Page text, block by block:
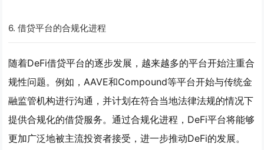
6. 借贷平台的合规化进程
随着DeFi借贷平台的逐步发展，越来越多的平台开始注重合
规性问题。例如，AAVE和Compound等平台开始与传统金
融监管机构进行沟通，并计划在符合当地法律法规的情况下
提供合规化的借贷服务。通过合规化进程，DeFi平台将能够
更加广泛地被主流投资者接受，进一步推动DeFi的发展。